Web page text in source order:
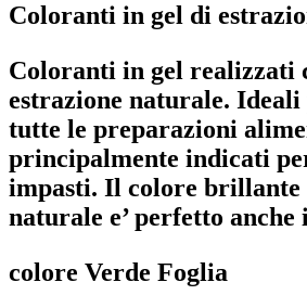
Coloranti in gel di
Coloranti in gel realizzati
estrazione naturale.
tutte le preparazioni
principalmente indicati
impasti. Il colore brillante
naturale e’ perfetto
colore Verde Foglia